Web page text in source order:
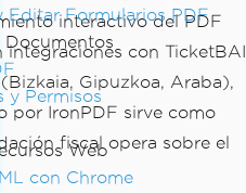
Editar Formularios PDF
Documentos
y Permisos
Web
con Chrome
interactivo del PDF
integraciones con TicketBAI
Gipuzkoa, Araba),
por IronPDF sirve como
fiscal opera sobre el